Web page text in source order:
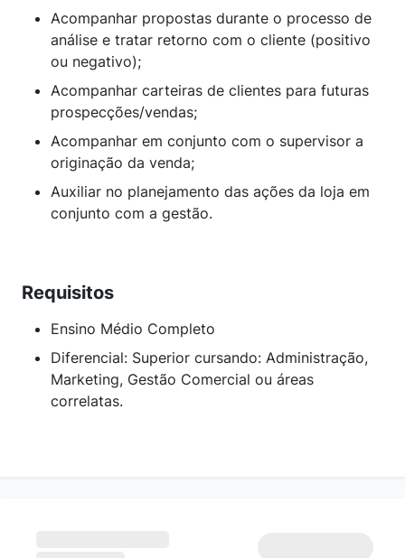
Acompanhar propostas durante o processo de
análise e tratar retorno com o cliente (positivo
ou negativo);
Acompanhar carteiras de clientes para futuras
prospecções/vendas;
Acompanhar em conjunto com o supervisor a
originação da venda;
Auxiliar no planejamento das ações da loja em
conjunto com a gestão.
Requisitos
Ensino Médio Completo
Diferencial: Superior cursando: Administração,
Marketing, Gestão Comercial ou áreas
correlatas.